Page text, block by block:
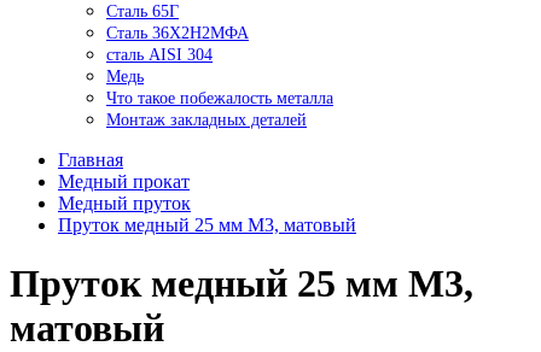
Сталь 65Г
Сталь 36Х2Н2МФА
сталь AISI 304
Медь
Что такое побежалость металла
Монтаж закладных деталей
Главная
Медный прокат
Медный пруток
Пруток медный 25 мм М3, матовый
Пруток медный 25 мм М3,
матовый